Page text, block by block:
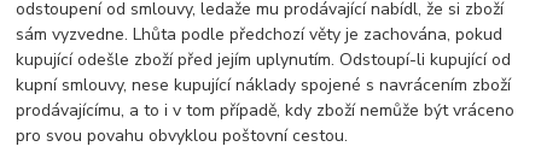
odstoupení od smlouvy, ledaže mu prodávající nabídl, že si zboží
sám vyzvedne. Lhůta podle předchozí věty je zachována, pokud
kupující odešle zboží před jejím uplynutím. Odstoupí-li kupující od
kupní smlouvy, nese kupující náklady spojené s navrácením zboží
prodávajícímu, a to i v tom případě, kdy zboží nemůže být vráceno
pro svou povahu obvyklou poštovní cestou.